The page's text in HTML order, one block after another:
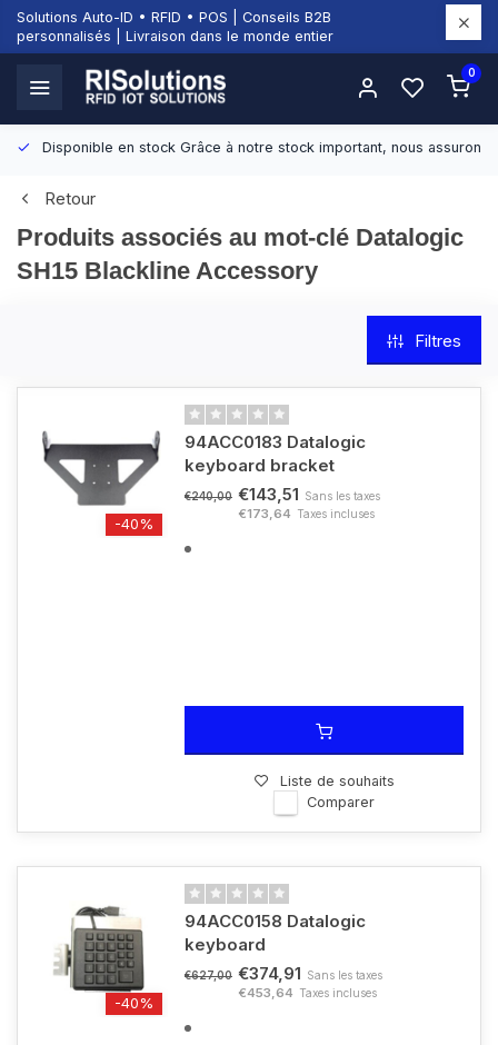
Solutions Auto-ID • RFID • POS | Conseils B2B
personnalisés | Livraison dans le monde entier
0
Disponible en stock Grâce à notre stock important, nous
Retour
Produits associés au mot-clé Datalogic
SH15 Blackline Accessory
Filtres
-40%
94ACC0183 Datalogic
keyboard bracket
€240,00 €143,51 Sans les taxes
€173,64 Taxes incluses
Liste de souhaits
Comparer
-40%
94ACC0158 Datalogic
keyboard
€627,00 €374,91 Sans les taxes
€453,64 Taxes incluses